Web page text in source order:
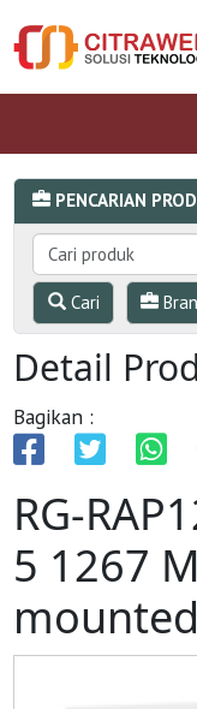
PENCARIAN
Cari
Detail
Bagikan :
RG-
5 1267